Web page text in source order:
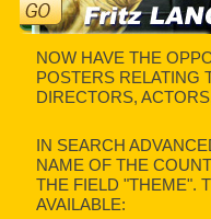
NOW HAVE THE
POSTERS RELATING
DIRECTORS,
IN SEARCH
NAME OF THE
THE FIELD "THEME".
AVAILABLE: